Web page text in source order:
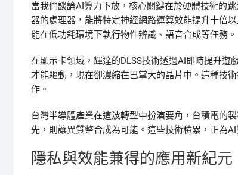
當我們談論AI算力下放，核心關鍵在於硬體技術的
器的處理器，能將特定神經網路運算效能提升十倍
能在低功耗環境下執行物件辨識、語音合成等任務。
在顯示卡領域，輝達的DLSS技術透過AI即時提升
才能驅動，現在卻濃縮在巴掌大的晶片中。這種技
作。
台灣半導體產業在這波轉型中扮演要角，台積電的
先，則讓異質整合成為可能。這些技術積累，正為
隱私與效能兼得的應用新紀元